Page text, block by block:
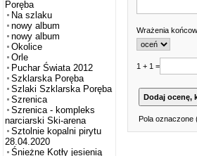
Poręba
Na szlaku
nowy album
nowy album
Okolice
Orle
Puchar Świata 2012
Szklarska Poręba
Szlaki Szklarska Poręba
Szrenica
Szrenica - kompleks
narciarski Ski-arena
Sztolnie kopalni pirytu
28.04.2020
Śnieżne Kotły jesienią
Wrażenia
1 + 1 =
Pola oznaczone